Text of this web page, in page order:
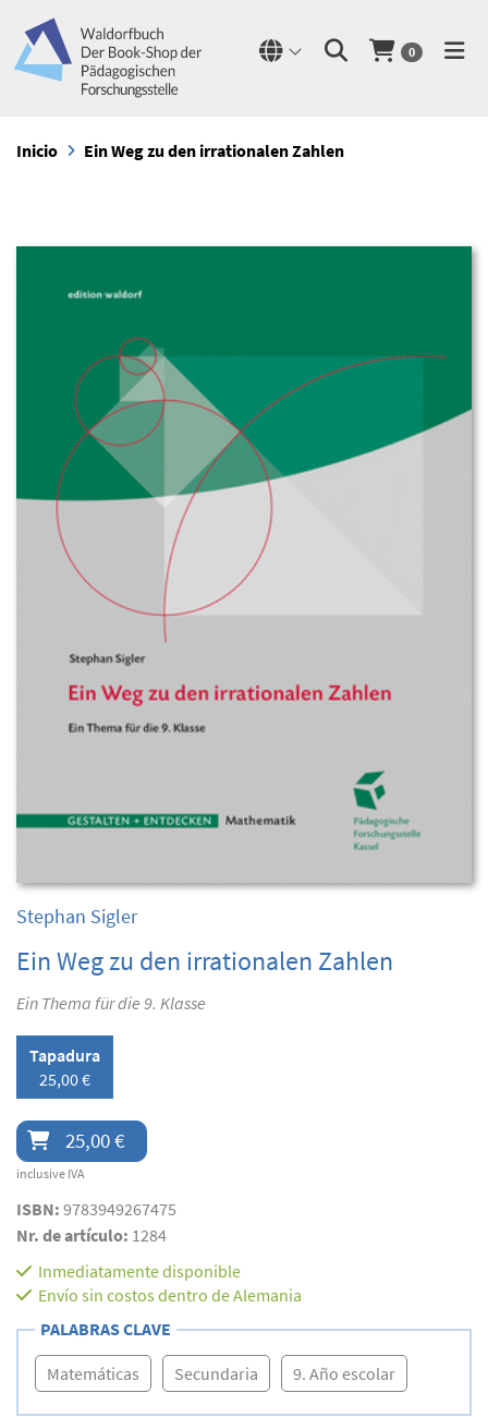
0
Inicio Ein Weg zu den irrationalen Zahlen
Stephan Sigler
Ein Weg zu den irrationalen Zahlen
Ein Thema für die 9. Klasse
Tapadura
25,00 €
25,00 €
inclusive IVA
ISBN: 9783949267475
Nr. de artículo: 1284
Inmediatamente disponible
Envío sin costos dentro de Alemania
PALABRAS CLAVE
Matemáticas Secundaria 9. Año escolar